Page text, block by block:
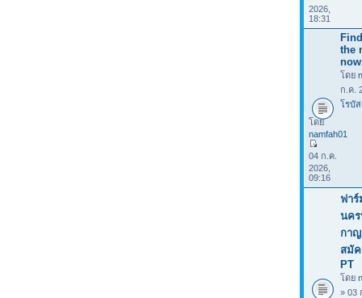
2026,
18:31
the
now
โดย
ก.ค.
โรบั
โดย
namfah01
04 ก.ค.
2026,
09:16
ฟาร์
นค
กาญ
สมัค
PT
โดย
» 03